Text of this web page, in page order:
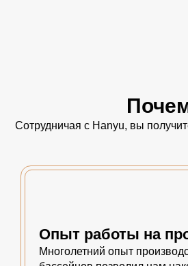
Сотрудничая с Hanyu, вы
Опыт работы на
Многолетний опыт